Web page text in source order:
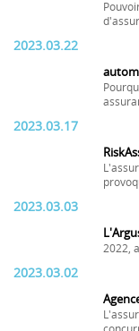
2023.03.22
2023.03.17
2023.03.03
2022,
2023.03.02